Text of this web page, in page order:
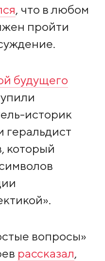
, что в любом
пройти
будущего
историк
который
вопросы»
рассказал,